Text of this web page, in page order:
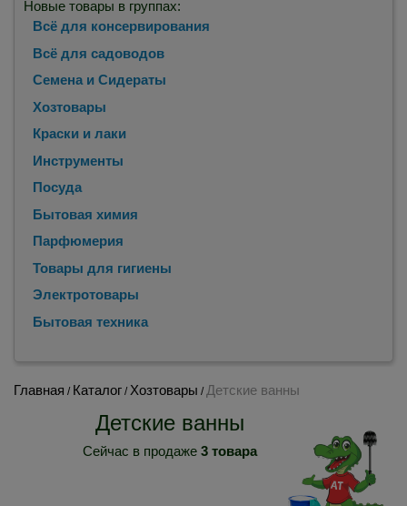
Новые товары в группах:
Всё для консервирования
Всё для садоводов
Семена и Сидераты
Хозтовары
Краски и лаки
Инструменты
Посуда
Бытовая химия
Парфюмерия
Товары для гигиены
Электротовары
Бытовая техника
Главная / Каталог / Хозтовары / Детские ванны
Детские ванны
Сейчас в продаже 3 товара